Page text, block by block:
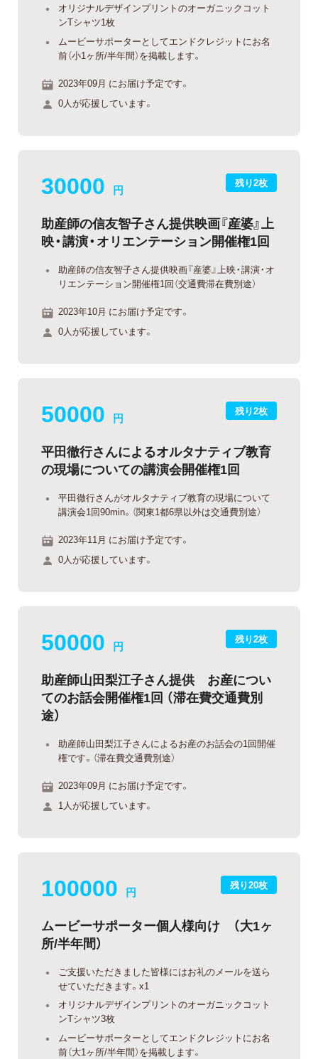
オリジナルデザインプリントのオーガニックコット
ンTシャツ1枚
ムービーサポーターとしてエンドクレジットにお名
前（小1ヶ所/半年間）を掲載します。
2023年09月 にお届け予定です。
0人が応援しています。
残り2枚
30000 円
助産師の信友智子さん提供映画『産婆』上
映・講演・オリエンテーション開催権1回
助産師の信友智子さん提供映画『産婆』上映・講演・オ
リエンテーション開催権1回（交通費滞在費別途）
2023年10月 にお届け予定です。
0人が応援しています。
残り2枚
50000 円
平田徹行さんによるオルタナティブ教育
の現場についての講演会開催権1回
平田徹行さんがオルタナティブ教育の現場について
講演会1回90min。（関東1都6県以外は交通費別途）
2023年11月 にお届け予定です。
0人が応援しています。
残り2枚
50000 円
助産師山田梨江子さん提供 お産につい
てのお話会開催権1回 （滞在費交通費別
途）
助産師山田梨江子さんによるお産のお話会の1回開催
権です。（滞在費交通費別途）
2023年09月 にお届け予定です。
1人が応援しています。
残り20枚
100000 円
ムービーサポーター個人様向け （大1ヶ
所/半年間）
ご支援いただきました皆様にはお礼のメールを送ら
せていただきます。x1
オリジナルデザインプリントのオーガニックコット
ンTシャツ3枚
ムービーサポーターとしてエンドクレジットにお名
前（大1ヶ所/半年間）を掲載します。